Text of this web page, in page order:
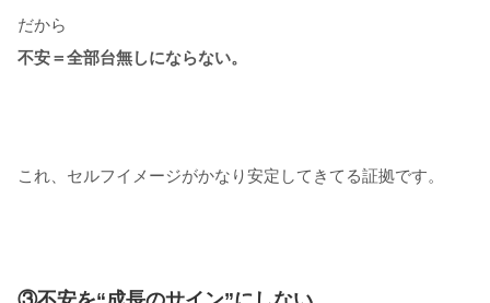
だから
不安＝全部台無しにならない。
これ、セルフイメージがかなり安定してきてる証拠です。